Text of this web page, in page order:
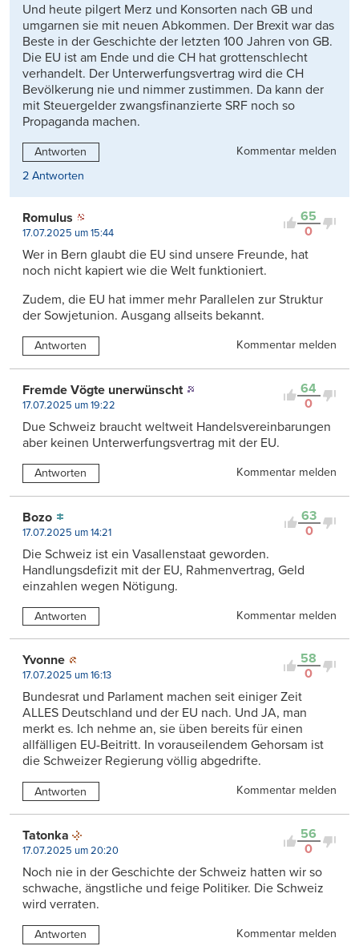
Und heute pilgert Merz und Konsorten nach GB und
umgarnen sie mit neuen Abkommen. Der Brexit war das
Beste in der Geschichte der letzten 100 Jahren von GB.
Die EU ist am Ende und die CH hat grottenschlecht
verhandelt. Der Unterwerfungsvertrag wird die CH
Bevölkerung nie und nimmer zustimmen. Da kann der
mit Steuergelder zwangsfinanzierte SRF noch so
Propaganda machen.
Antworten
Kommentar melden
2 Antworten
65
0
Romulus
17.07.2025 um 15:44
Wer in Bern glaubt die EU sind unsere Freunde, hat
noch nicht kapiert wie die Welt funktioniert.
Zudem, die EU hat immer mehr Parallelen zur Struktur
der Sowjetunion. Ausgang allseits bekannt.
Antworten Kommentar melden
64
0
Fremde Vögte unerwünscht
17.07.2025 um 19:22
Due Schweiz braucht weltweit Handelsvereinbarungen
aber keinen Unterwerfungsvertrag mit der EU.
Antworten Kommentar melden
63
0
Bozo
17.07.2025 um 14:21
Die Schweiz ist ein Vasallenstaat geworden.
Handlungsdefizit mit der EU, Rahmenvertrag, Geld
einzahlen wegen Nötigung.
Antworten Kommentar melden
58
0
Yvonne
17.07.2025 um 16:13
Bundesrat und Parlament machen seit einiger Zeit
ALLES Deutschland und der EU nach. Und JA, man
merkt es. Ich nehme an, sie üben bereits für einen
allfälligen EU-Beitritt. In vorauseilendem Gehorsam ist
die Schweizer Regierung völlig abgedrifte.
Antworten Kommentar melden
56
0
Tatonka
17.07.2025 um 20:20
Noch nie in der Geschichte der Schweiz hatten wir so
schwache, ängstliche und feige Politiker. Die Schweiz
wird verraten.
Antworten
Kommentar melden